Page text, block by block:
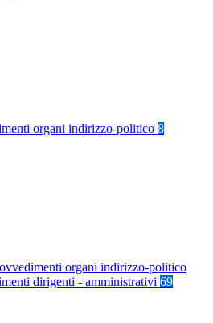
organi indirizzo-politico 8
organi indirizzo-politico
dirigenti - amministrativi 69